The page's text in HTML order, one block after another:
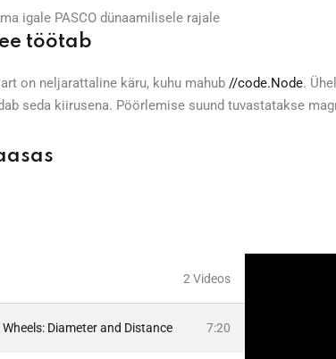
igale PASCO dünaamilisele rajale
töötab
on neljarattaline käru, kuhu mahub //code.Node.
seda kiirusena. Pöörlemise suund tuvastatakse
2 Videos
Wheels: Diameter and Distance 7:20